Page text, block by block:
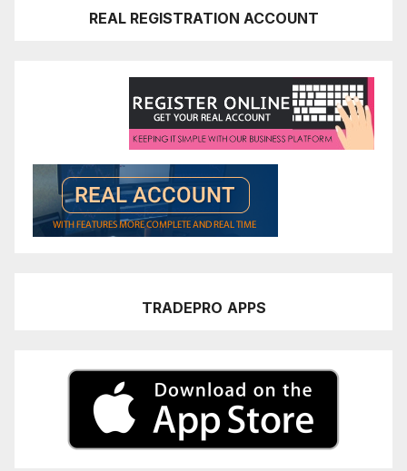
REAL REGISTRATION ACCOUNT
TRADEPRO APPS